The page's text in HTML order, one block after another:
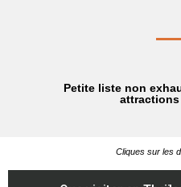
Petite liste non
Cliques sur les